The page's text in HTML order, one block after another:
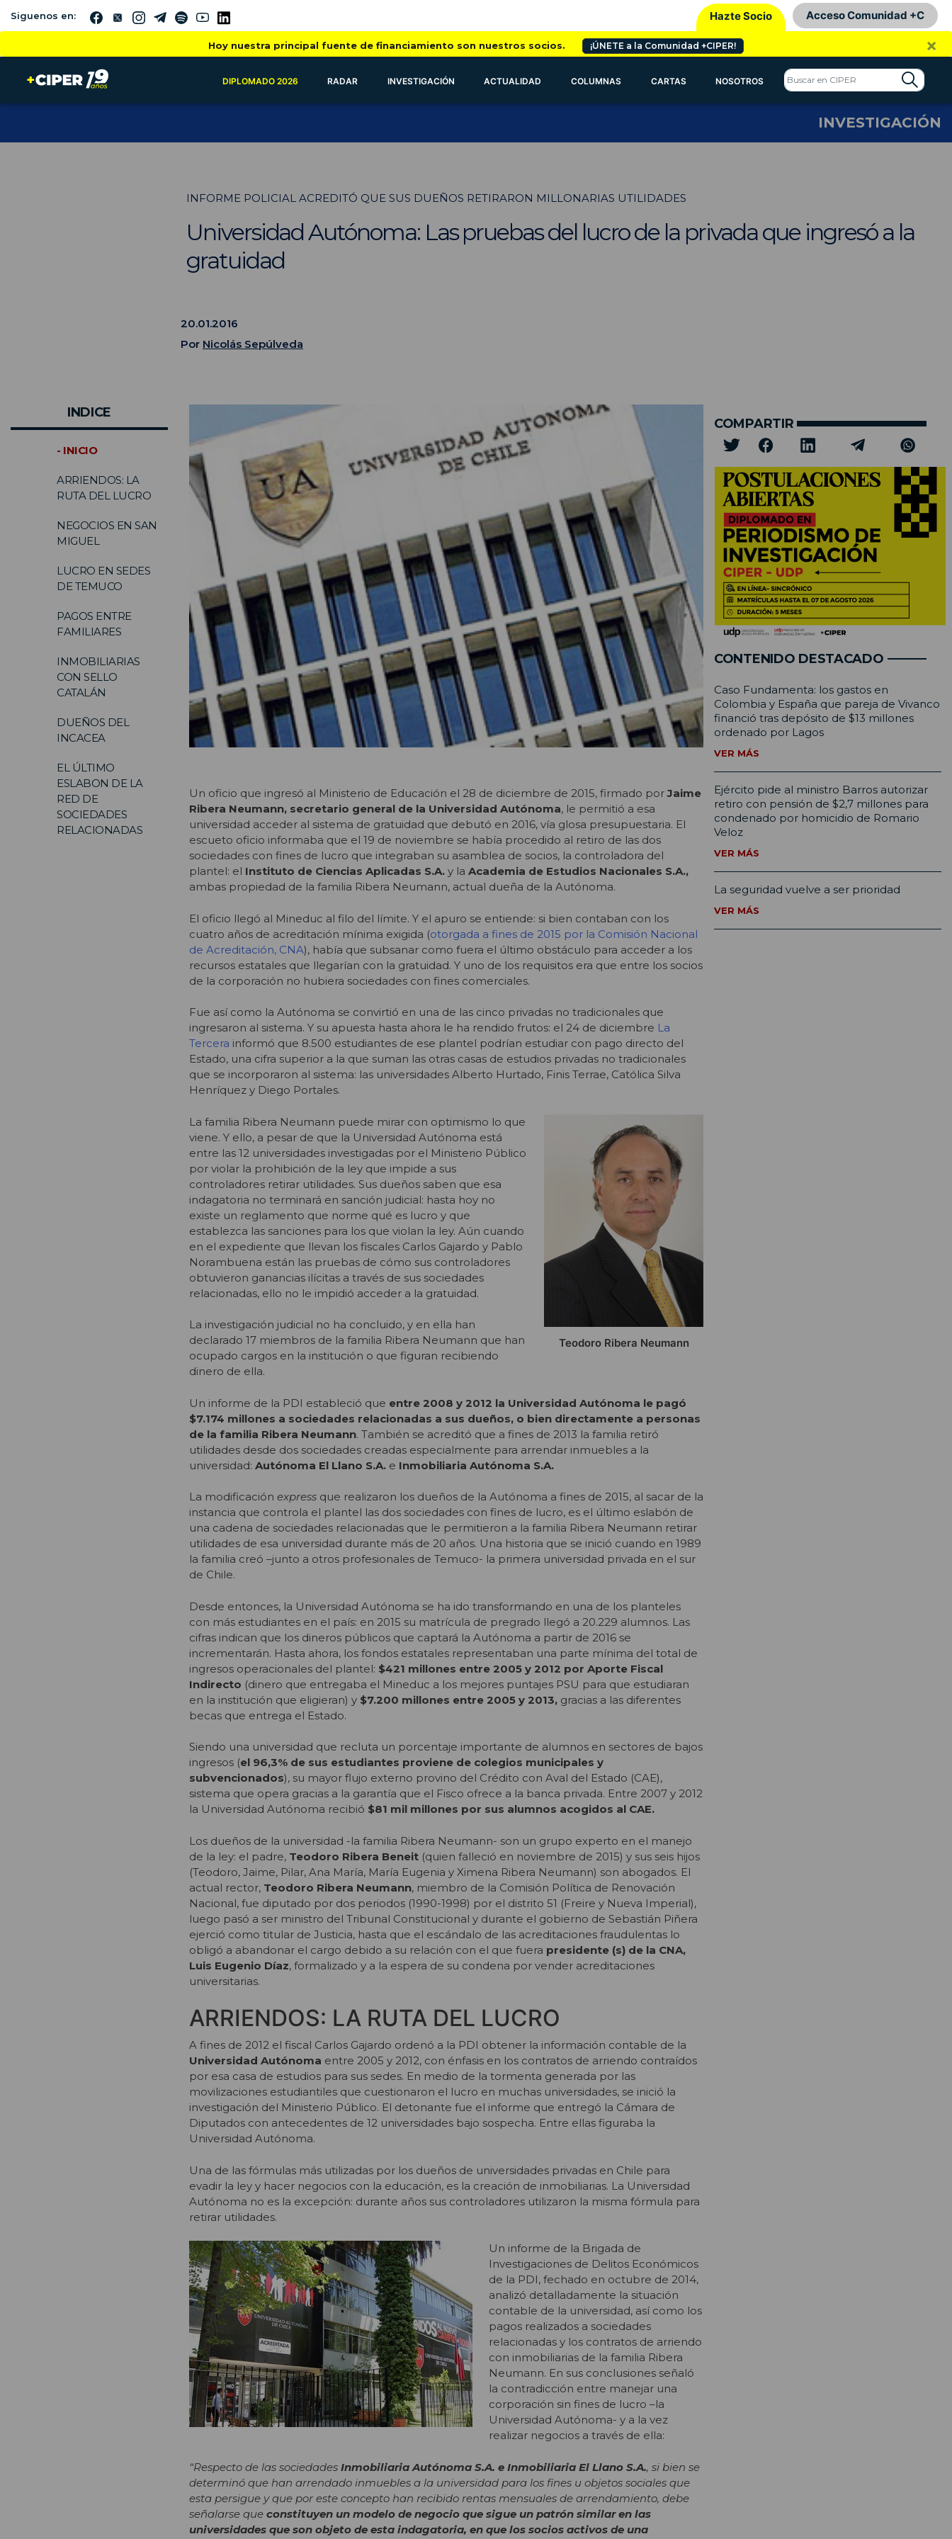
Siguenos en: Hazte Socio Acceso Comunidad +C
Hoy nuestra principal fuente de financiamiento son nuestros socios. ¡ÚNETE a la Comunidad +CIPER! ×
DIPLOMADO 2026 RADAR INVESTIGACIÓN ACTUALIDAD COLUMNAS CARTAS NOSOTROS
INVESTIGACIÓN
INFORME POLICIAL ACREDITÓ QUE SUS DUEÑOS RETIRARON MILLONARIAS UTILIDADES
Universidad Autónoma: Las pruebas del lucro de la privada que ingresó a la
gratuidad
20.01.2016
Por Nicolás Sepúlveda
INDICE
- INICIO
ARRIENDOS: LA
RUTA DEL LUCRO
NEGOCIOS EN SAN
MIGUEL
LUCRO EN SEDES
DE TEMUCO
PAGOS ENTRE
FAMILIARES
INMOBILIARIAS
CON SELLO
CATALÁN
DUEÑOS DEL
INCACEA
EL ÚLTIMO
ESLABON DE LA
RED DE
SOCIEDADES
RELACIONADAS
Un oficio que ingresó al Ministerio de Educación el 28 de diciembre de 2015, firmado porJaime
Ribera Neumann, secretario general de la Universidad Autónoma, le permitió a esa
universidad acceder al sistema de gratuidad que debutó en 2016, vía glosa presupuestaria. El
escueto oficio informaba que el 19 de noviembre se había procedido al retiro de las dos
sociedades con fines de lucro que integraban su asamblea de socios, la controladora del
plantel: el Instituto de Ciencias Aplicadas S.A. y la Academia de Estudios Nacionales S.A.,
ambas propiedad de la familia Ribera Neumann, actual dueña de la Autónoma.
El oficio llegó al Mineduc al filo del límite. Y el apuro se entiende: si bien contaban con los
cuatro años de acreditación mínima exigida (otorgada a fines de 2015 por la Comisión Nacional
de Acreditación, CNA), había que subsanar como fuera el último obstáculo para acceder a los
recursos estatales que llegarían con la gratuidad. Y uno de los requisitos era que entre los socios
de la corporación no hubiera sociedades con fines comerciales.
Fue así como la Autónoma se convirtió en una de las cinco privadas no tradicionales que
ingresaron al sistema. Y su apuesta hasta ahora le ha rendido frutos: el 24 de diciembre La
Tercera informó que 8.500 estudiantes de ese plantel podrían estudiar con pago directo del
Estado, una cifra superior a la que suman las otras casas de estudios privadas no tradicionales
que se incorporaron al sistema: las universidades Alberto Hurtado, Finis Terrae, Católica Silva
Henríquez y Diego Portales.
Teodoro Ribera Neumann
La familia Ribera Neumann puede mirar con optimismo lo que
viene. Y ello, a pesar de que la Universidad Autónoma está
entre las 12 universidades investigadas por el Ministerio Público
por violar la prohibición de la ley que impide a sus
controladores retirar utilidades. Sus dueños saben que esa
indagatoria no terminará en sanción judicial: hasta hoy no
existe un reglamento que norme qué es lucro y que
establezca las sanciones para los que violan la ley. Aún cuando
en el expediente que llevan los fiscales Carlos Gajardo y Pablo
Norambuena están las pruebas de cómo sus controladores
obtuvieron ganancias ilícitas a través de sus sociedades
relacionadas, ello no le impidió acceder a la gratuidad.
La investigación judicial no ha concluido, y en ella han
declarado 17 miembros de la familia Ribera Neumann que han
ocupado cargos en la institución o que figuran recibiendo
dinero de ella.
Un informe de la PDI estableció que entre 2008 y 2012 la Universidad Autónoma le pagó
$7.174 millones a sociedades relacionadas a sus dueños, o bien directamente a personas
de la familia Ribera Neumann. También se acreditó que a fines de 2013 la familia retiró
utilidades desde dos sociedades creadas especialmente para arrendar inmuebles a la
universidad: Autónoma El Llano S.A. e Inmobiliaria Autónoma S.A.
La modificación express que realizaron los dueños de la Autónoma a fines de 2015, al sacar de la
instancia que controla el plantel las dos sociedades con fines de lucro, es el último eslabón de
una cadena de sociedades relacionadas que le permitieron a la familia Ribera Neumann retirar
utilidades de esa universidad durante más de 20 años. Una historia que se inició cuando en 1989
la familia creó –junto a otros profesionales de Temuco- la primera universidad privada en el sur
de Chile.
Desde entonces, la Universidad Autónoma se ha ido transformando en una de los planteles
con más estudiantes en el país: en 2015 su matrícula de pregrado llegó a 20.229 alumnos. Las
cifras indican que los dineros públicos que captará la Autónoma a partir de 2016 se
incrementarán. Hasta ahora, los fondos estatales representaban una parte mínima del total de
ingresos operacionales del plantel: $421 millones entre 2005 y 2012 por Aporte Fiscal
Indirecto (dinero que entregaba el Mineduc a los mejores puntajes PSU para que estudiaran
en la institución que eligieran) y $7.200 millones entre 2005 y 2013, gracias a las diferentes
becas que entrega el Estado.
Siendo una universidad que recluta un porcentaje importante de alumnos en sectores de bajos
ingresos (el 96,3% de sus estudiantes proviene de colegios municipales y
subvencionados), su mayor flujo externo provino del Crédito con Aval del Estado (CAE),
sistema que opera gracias a la garantía que el Fisco ofrece a la banca privada. Entre 2007 y 2012
la Universidad Autónoma recibió $81 mil millones por sus alumnos acogidos al CAE.
Los dueños de la universidad -la familia Ribera Neumann- son un grupo experto en el manejo
de la ley: el padre, Teodoro Ribera Beneit (quien falleció en noviembre de 2015) y sus seis hijos
(Teodoro, Jaime, Pilar, Ana María, María Eugenia y Ximena Ribera Neumann) son abogados. El
actual rector, Teodoro Ribera Neumann, miembro de la Comisión Política de Renovación
Nacional, fue diputado por dos periodos (1990-1998) por el distrito 51 (Freire y Nueva Imperial),
luego pasó a ser ministro del Tribunal Constitucional y durante el gobierno de Sebastián Piñera
ejerció como titular de Justicia, hasta que el escándalo de las acreditaciones fraudulentas lo
obligó a abandonar el cargo debido a su relación con el que fuera presidente (s) de la CNA,
Luis Eugenio Díaz, formalizado y a la espera de su condena por vender acreditaciones
universitarias.
ARRIENDOS: LA RUTA DEL LUCRO
A fines de 2012 el fiscal Carlos Gajardo ordenó a la PDI obtener la información contable de la
Universidad Autónoma entre 2005 y 2012, con énfasis en los contratos de arriendo contraídos
por esa casa de estudios para sus sedes. En medio de la tormenta generada por las
movilizaciones estudiantiles que cuestionaron el lucro en muchas universidades, se inició la
investigación del Ministerio Público. El detonante fue el informe que entregó la Cámara de
Diputados con antecedentes de 12 universidades bajo sospecha. Entre ellas figuraba la
Universidad Autónoma.
Una de las fórmulas más utilizadas por los dueños de universidades privadas en Chile para
evadir la ley y hacer negocios con la educación, es la creación de inmobiliarias. La Universidad
Autónoma no es la excepción: durante años sus controladores utilizaron la misma fórmula para
retirar utilidades.
Un informe de la Brigada de
Investigaciones de Delitos Económicos
de la PDI, fechado en octubre de 2014,
analizó detalladamente la situación
contable de la universidad, así como los
pagos realizados a sociedades
relacionadas y los contratos de arriendo
con inmobiliarias de la familia Ribera
Neumann. En sus conclusiones señaló
la contradicción entre manejar una
corporación sin fines de lucro –la
Universidad Autónoma- y a la vez
realizar negocios a través de ella:
“Respecto de las sociedades Inmobiliaria Autónoma S.A. e Inmobiliaria El Llano S.A., si bien se
determinó que han arrendado inmuebles a la universidad para los fines u objetos sociales que
esta persigue y que por este concepto han recibido rentas mensuales de arrendamiento, debe
señalarse que constituyen un modelo de negocio que sigue un patrón similar en las
universidades que son objeto de esta indagatoria, en que los socios activos de una
COMPARTIR
CONTENIDO DESTACADO
Caso Fundamenta: los gastos en
Colombia y España que pareja de Vivanco
financió tras depósito de $13 millones
ordenado por Lagos
VER MÁS
Ejército pide al ministro Barros autorizar
retiro con pensión de $2,7 millones para
condenado por homicidio de Romario
Veloz
VER MÁS
La seguridad vuelve a ser prioridad
VER MÁS